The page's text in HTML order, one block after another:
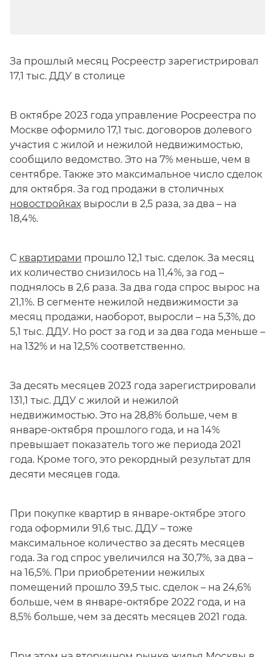
За прошлый месяц Росреестр зарегистрировал
17,1 тыс. ДДУ в столице
В октябре 2023 года управление Росреестра по
Москве оформило 17,1 тыс. договоров долевого
участия с жилой и нежилой недвижимостью,
сообщило ведомство. Это на 7% меньше, чем в
сентябре. Также это максимальное число сделок
для октября. За год продажи в столичных
новостройках выросли в 2,5 раза, за два – на
18,4%.
С квартирами прошло 12,1 тыс. сделок. За месяц
их количество снизилось на 11,4%, за год –
поднялось в 2,6 раза. За два года спрос вырос на
21,1%. В сегменте нежилой недвижимости за
месяц продажи, наоборот, выросли – на 5,3%, до
5,1 тыс. ДДУ. Но рост за год и за два года меньше –
на 132% и на 12,5% соответственно.
За десять месяцев 2023 года зарегистрировали
131,1 тыс. ДДУ с жилой и нежилой
недвижимостью. Это на 28,8% больше, чем в
январе-октября прошлого года, и на 14%
превышает показатель того же периода 2021
года. Кроме того, это рекордный результат для
десяти месяцев года.
При покупке квартир в январе-октябре этого
года оформили 91,6 тыс. ДДУ – тоже
максимальное количество за десять месяцев
года. За год спрос увеличился на 30,7%, за два –
на 16,5%. При приобретении нежилых
помещений прошло 39,5 тыс. сделок – на 24,6%
больше, чем в январе-октябре 2022 года, и на
8,5% больше, чем за десять месяцев 2021 года.